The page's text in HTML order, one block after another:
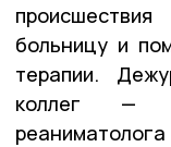
больницу и
терапии.
коллег —